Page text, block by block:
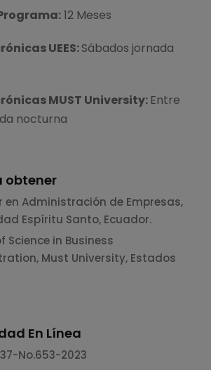
12 Meses
UEES:Sábados jornada
MUST University:Entre
nocturna
obtener
en Administración de Empresas,
Espíritu Santo, Ecuador.
Science in Business
Must University, Estados
En Línea
No.653-2023